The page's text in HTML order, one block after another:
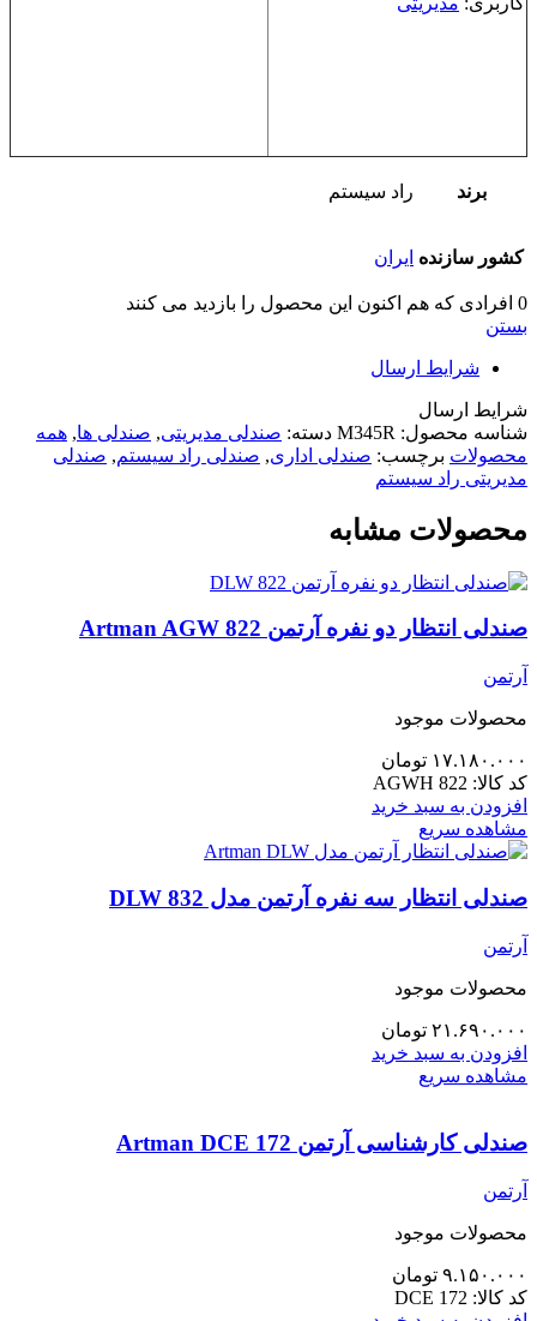
برند راد سیستم
کشور سازنده ایران
0 افرادی که هم اکنون این محصول را بازدید می کنند
بستن
شرایط ارسال
شرایط ارسال
شناسه محصول: M345R دسته: صندلی مدیریتی, صندلی ها, همه
محصولات برچسب: صندلی اداری, صندلی راد سیستم, صندلی
مدیریتی راد سیستم
محصولات مشابه
صندلی انتظار دو نفره آرتمن Artman AGW 822
آرتمن
محصولات موجود
۱۷.۱۸۰.۰۰۰ تومان
کد کالا: AGWH 822
افزودن به سبد خرید
مشاهده سریع
صندلی انتظار سه نفره آرتمن مدل 832 DLW
آرتمن
محصولات موجود
۲۱.۶۹۰.۰۰۰ تومان
افزودن به سبد خرید
مشاهده سریع
صندلی کارشناسی آرتمن Artman DCE 172
آرتمن
محصولات موجود
۹.۱۵۰.۰۰۰ تومان
کد کالا: DCE 172